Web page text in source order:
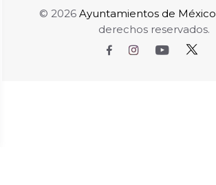
© 2026 Ayuntamientos de México
derechos reservados.